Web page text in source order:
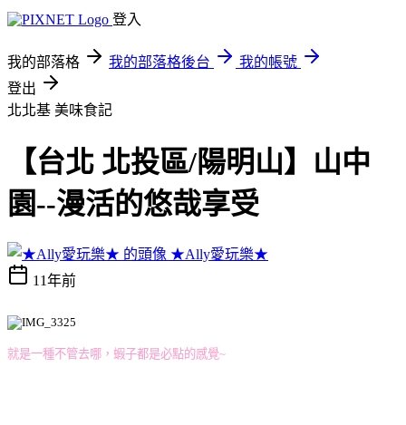
登入
我的部落格 我的部落格後台
我的帳號
登出
北北基 美味食記
【台北 北投區/陽明山】山中
園--漫活的悠哉享受
★Ally愛玩樂★
11年前
就是一種不管去哪，蝦子都是必點的感覺~